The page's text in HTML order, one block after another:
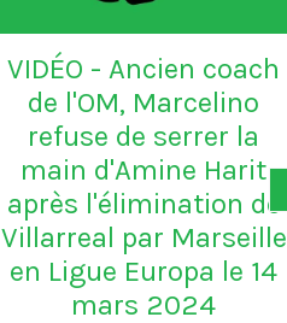
VIDÉO - Ancien coach
de l'OM, Marcelino
refuse de serrer la
main d'Amine Harit
après l'élimination de
Villarreal par Marseille
en Ligue Europa le 14
mars 2024